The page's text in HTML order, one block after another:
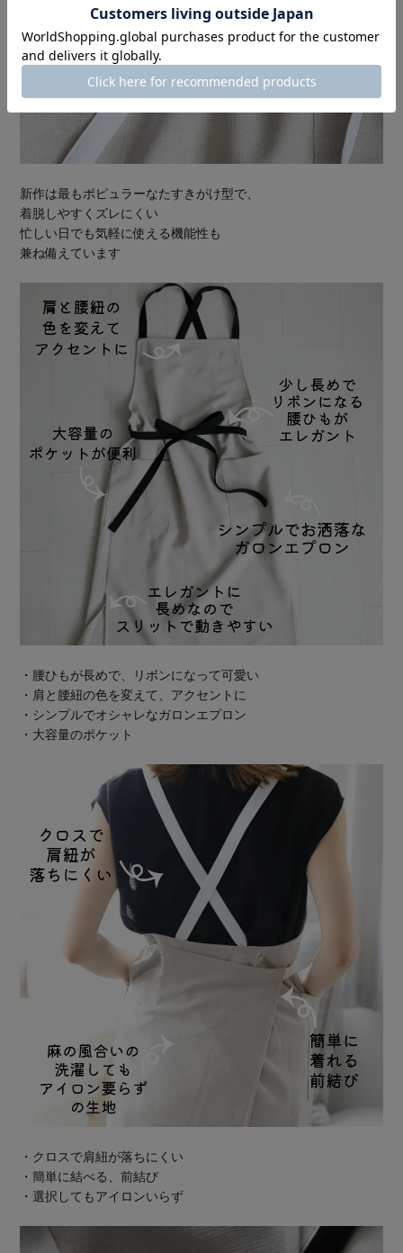
新作は最もポピュラーなたすきがけ型で、
着脱しやすくズレにくい
忙しい日でも気軽に使える機能性も
兼ね備えています
・腰ひもが長めで、リボンになって可愛い
・肩と腰紐の色を変えて、アクセントに
・シンプルでオシャレなガロンエプロン
・大容量のポケット
・クロスで肩紐が落ちにくい
・簡単に結べる、前結び
・選択してもアイロンいらず